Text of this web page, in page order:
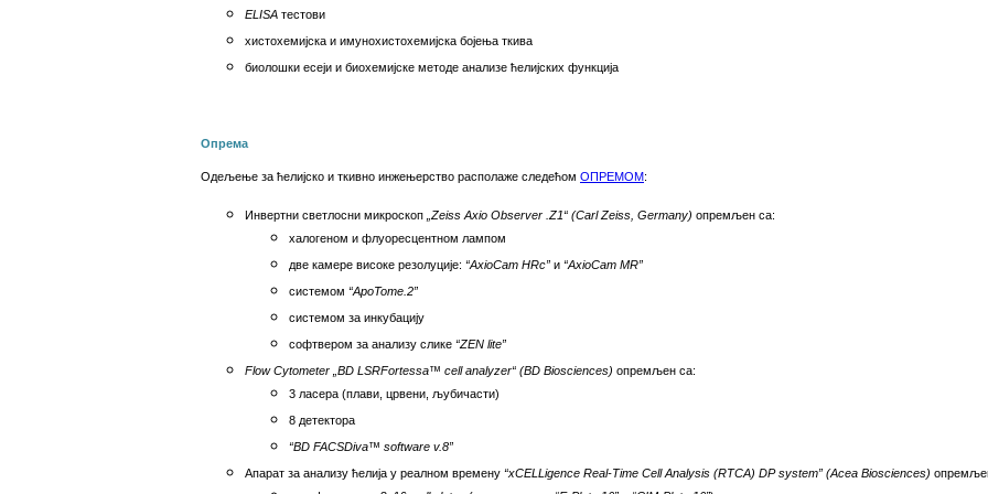
ELISA тестови
хистохемијска и имунохистохемијска бојења ткива
биолошки есеји и биохемијске методе анализе ћелијских функција
Опрема
Одељење за ћелијско и ткивно инжењерство располаже следећом ОПРЕМОМ:
Инвертни светлосни микроскоп „Zeiss Axio Observer .Z1“ (Carl Zeiss, Germany) опремљен са:
халогеном и флуоресцентном лампом
две камере високе резолуције: “AxioCam HRc” и “AxioCam MR”
системом “ApoTome.2”
системом за инкубацију
софтвером за анализу слике “ZEN lite”
Flow Cytometer „BD LSRFortessa™ cell analyzer“ (BD Biosciences) опремљен са:
3 ласера (плави, црвени, љубичасти)
8 детектора
“BD FACSDiva™ software v.8”
Апарат за анализу ћелија у реалном времену “xCELLigence Real-Time Cell Analysis (RTCA) DP system” (Acea Biosciences)